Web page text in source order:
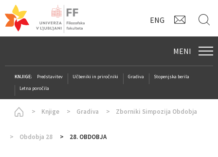
ENG
MENI
KNJIGE: Predstavitev Učbeniki in priročniki Gradiva
Stopenjska berila
Letna poročila
Homepage
Knjige Gradiva Zborniki Simpozija Obdobja
Obdobja 28 28. OBDOBJA